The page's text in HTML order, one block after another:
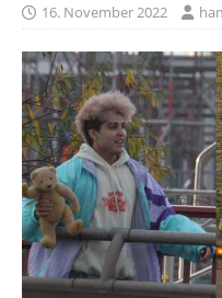
16. November 2022